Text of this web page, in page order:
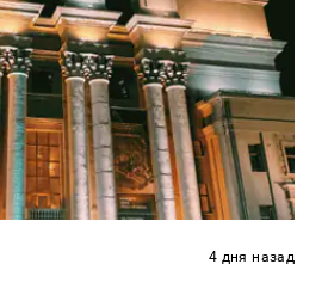
4 дня назад